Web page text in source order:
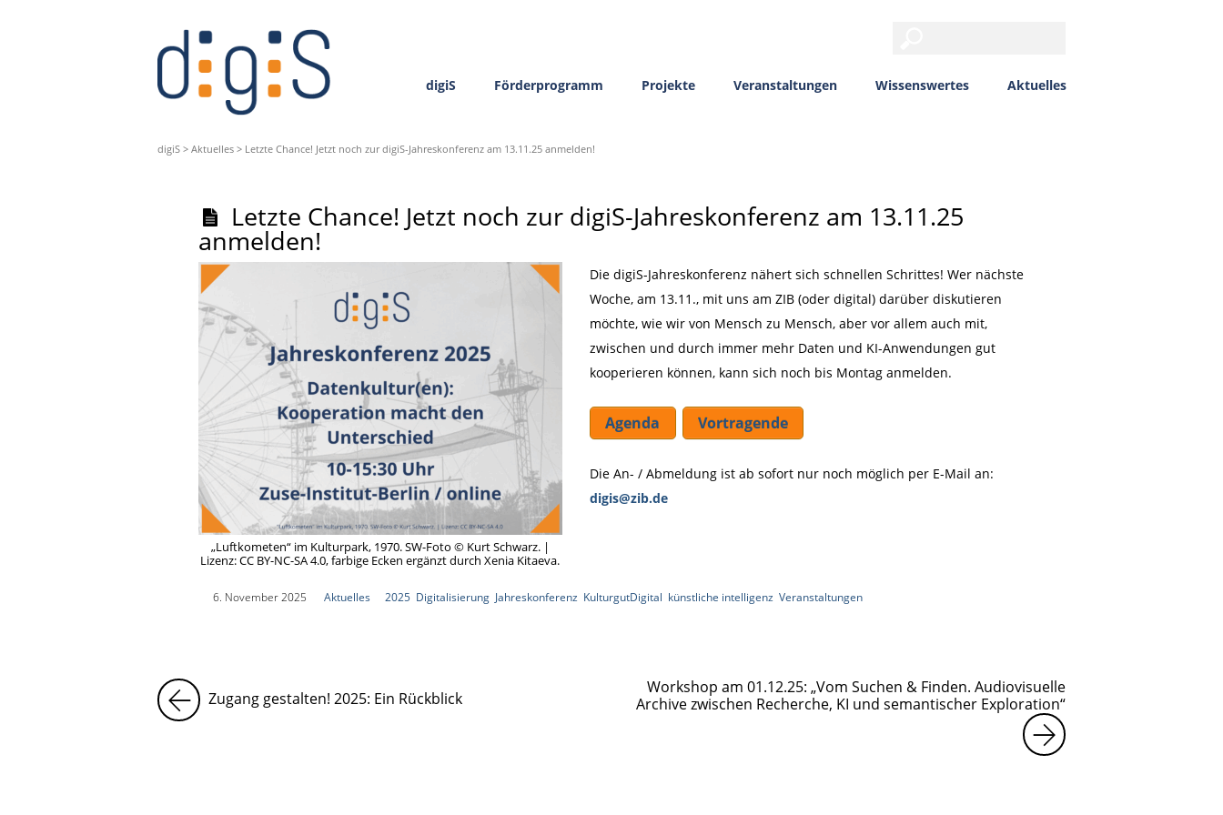
digiS Förderprogramm Projekte Veranstaltungen Wissenswertes Aktuelles
digiS > Aktuelles > Letzte Chance! Jetzt noch zur digiS-Jahreskonferenz am 13.11.25 anmelden!
Letzte Chance! Jetzt noch zur digiS-Jahreskonferenz am 13.11.25
anmelden!
„Luftkometen“ im Kulturpark, 1970. SW-Foto © Kurt Schwarz. |
Lizenz: CC BY-NC-SA 4.0, farbige Ecken ergänzt durch Xenia Kitaeva.
Die digiS-Jahreskonferenz nähert sich schnellen Schrittes! Wer nächste
Woche, am 13.11., mit uns am ZIB (oder digital) darüber diskutieren
möchte, wie wir von Mensch zu Mensch, aber vor allem auch mit,
zwischen und durch immer mehr Daten und KI-Anwendungen gut
kooperieren können, kann sich noch bis Montag anmelden.
Agenda Vortragende
Die An- / Abmeldung ist ab sofort nur noch möglich per E-Mail an:
digis@zib.de
6. November 2025 Aktuelles 2025, Digitalisierung, Jahreskonferenz KulturgutDigital künstliche intelligenz Veranstaltungen
Zugang gestalten! 2025: Ein Rückblick
Workshop am 01.12.25: „Vom Suchen & Finden. Audiovisuelle
Archive zwischen Recherche, KI und semantischer Exploration“